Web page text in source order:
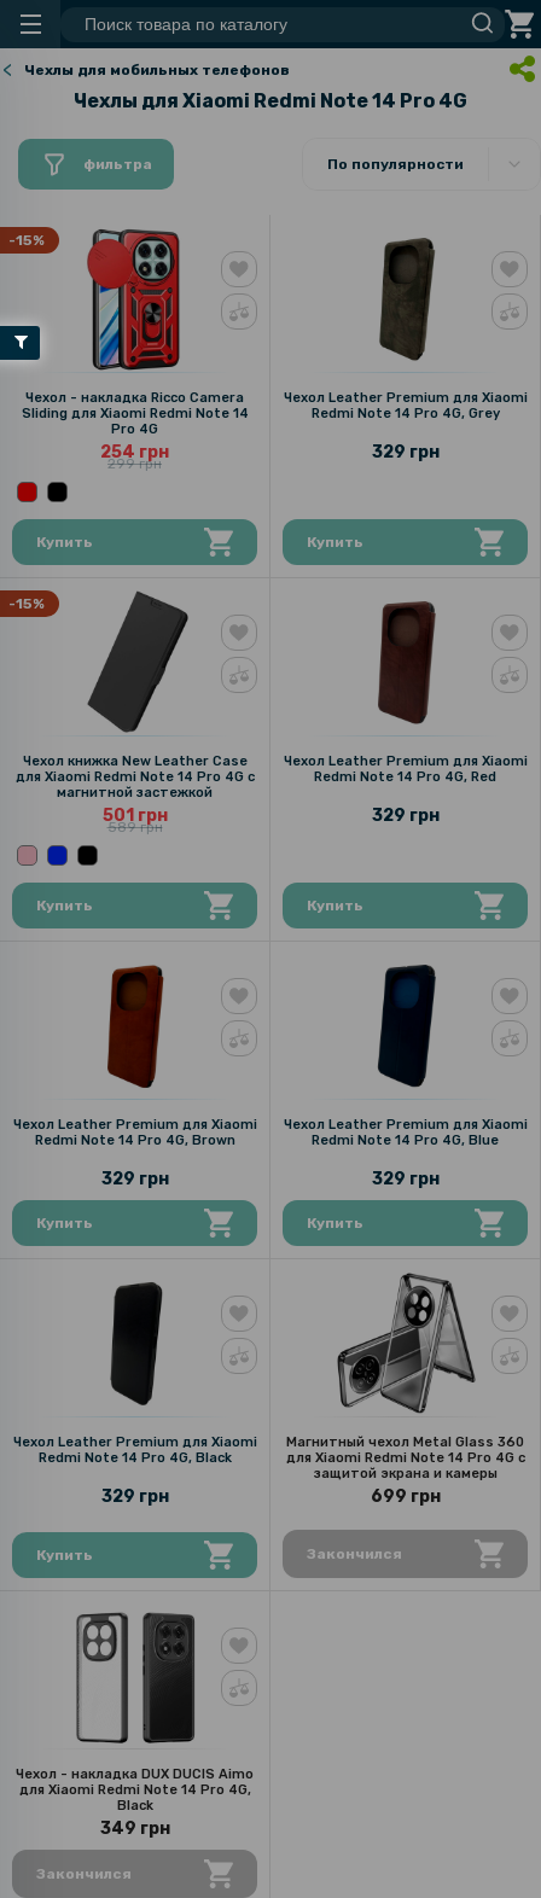
Чехлы для мобильных телефонов
Чехлы для Xiaomi Redmi Note 14 Pro 4G
фильтра По популярности
-15%
Чехол - накладка Ricco Camera
Sliding для Xiaomi Redmi Note 14
Pro 4G
254 грн
299 грн
Купить
Чехол Leather Premium для Xiaomi
Redmi Note 14 Pro 4G, Grey
329 грн
Купить
-15%
Чехол книжка New Leather Case
для Xiaomi Redmi Note 14 Pro 4G с
магнитной застежкой
501 грн
589 грн
Купить
Чехол Leather Premium для Xiaomi
Redmi Note 14 Pro 4G, Red
329 грн
Купить
Чехол Leather Premium для Xiaomi
Redmi Note 14 Pro 4G, Brown
329 грн
Купить
Чехол Leather Premium для Xiaomi
Redmi Note 14 Pro 4G, Blue
329 грн
Купить
Чехол Leather Premium для Xiaomi
Redmi Note 14 Pro 4G, Black
329 грн
Купить
Магнитный чехол Metal Glass 360
для Xiaomi Redmi Note 14 Pro 4G с
защитой экрана и камеры
699 грн
Закончился
Чехол - накладка DUX DUCIS Aimo
для Xiaomi Redmi Note 14 Pro 4G,
Black
349 грн
Закончился